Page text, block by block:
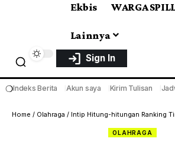
Ekbis WARGA
Lainnya
Sign In
❍Indeks Berita Akun saya Kirim Tulisan
Home / Olahraga / Intip Hitung-hitungan Ranking Timnas Indonesia, Jika
OLAHRAGA